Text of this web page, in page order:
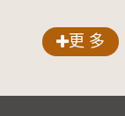
更 多